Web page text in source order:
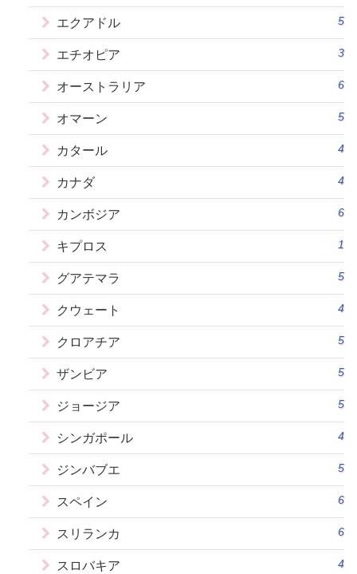
エクアドル 5
エチオピア 3
オーストラリア 6
オマーン 5
カタール 4
カナダ 4
カンボジア 6
キプロス 1
グアテマラ 5
クウェート 4
クロアチア 5
ザンビア 5
ジョージア 5
シンガポール 4
ジンバブエ 5
スペイン 6
スリランカ 6
スロバキア 4